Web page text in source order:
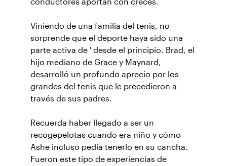
Viniendo de una familia del tenis, no
sorprende que el deporte haya sido una
parte activa de ' desde el principio. Brad, el
hijo mediano de Grace y Maynard,
desarrolló un profundo aprecio por los
grandes del tenis que le precedieron a
través de sus padres.
Recuerda haber llegado a ser un
recogepelotas cuando era niño y cómo
Ashe incluso pedía tenerlo en su cancha.
Fueron este tipo de experiencias de